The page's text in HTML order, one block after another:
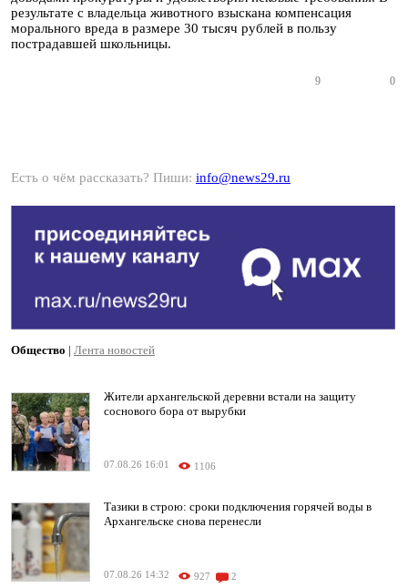
результате с владельца животного взыскана компенсация
морального вреда в размере 30 тысяч рублей в пользу
пострадавшей школьницы.
9 0
Есть о чём рассказать? Пиши: info@news29.ru
Общество | Лента новостей
Жители архангельской деревни встали на защиту
соснового бора от вырубки
07.08.26 16:01 1106
Тазики в строю: сроки подключения горячей воды в
Архангельске снова перенесли
07.08.26 14:32 927 2